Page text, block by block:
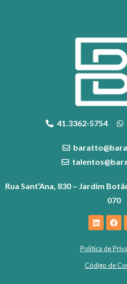
41.3362-5754
Rua Sant’Ana, 830 – Jardim
070
Política de
Código de